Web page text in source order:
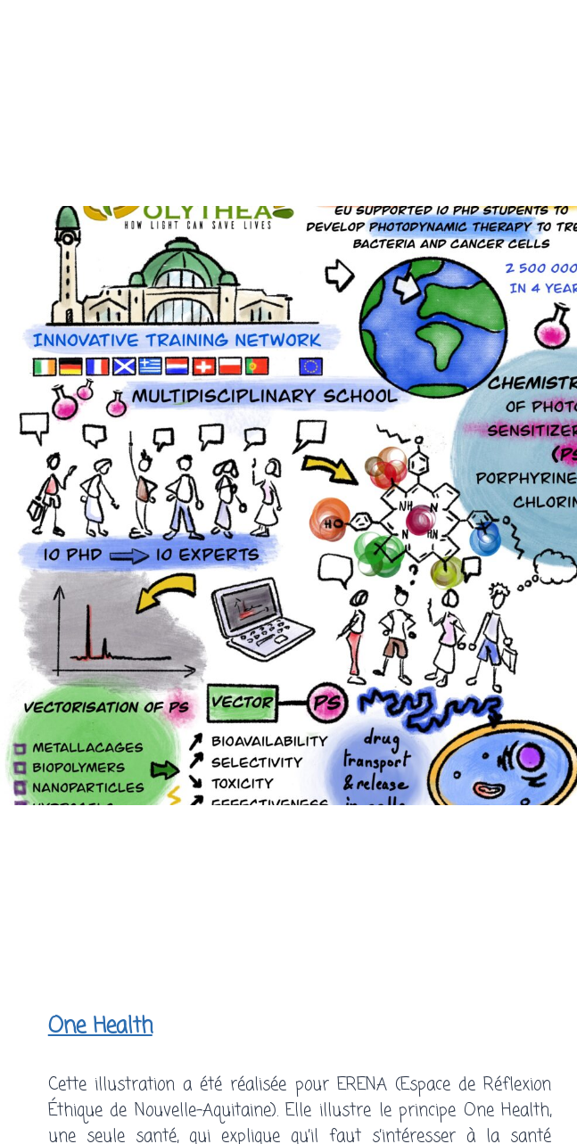
One Health
Cette illustration a été réalisée pour ERENA (Espace de Réflexion
Éthique de Nouvelle-Aquitaine). Elle illustre le principe One Health,
une seule santé, qui explique qu’il faut s’intéresser à la santé